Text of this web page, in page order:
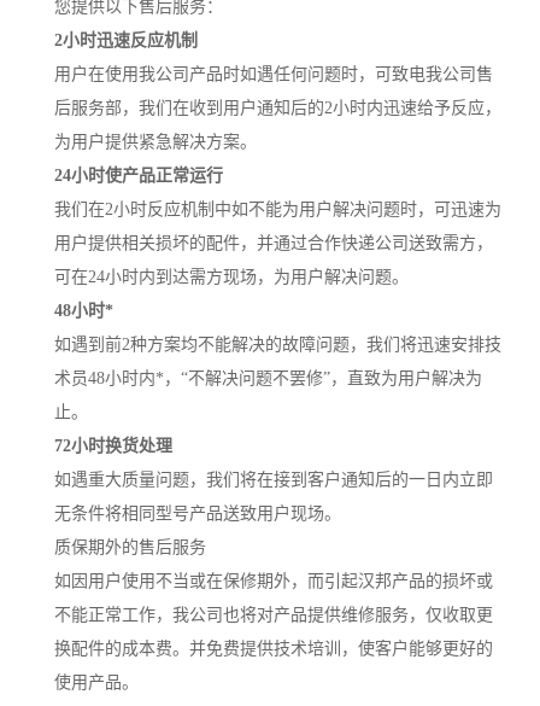
您提供以下售后服务：
2小时迅速反应机制
用户在使用我公司产品时如遇任何问题时，可致电我公司售
后服务部，我们在收到用户通知后的2小时内迅速给予反应，
为用户提供紧急解决方案。
24小时使产品正常运行
我们在2小时反应机制中如不能为用户解决问题时，可迅速为
用户提供相关损坏的配件，并通过合作快递公司送致需方，
可在24小时内到达需方现场，为用户解决问题。
48小时*
如遇到前2种方案均不能解决的故障问题，我们将迅速安排技
术员48小时内*，“不解决问题不罢修”，直致为用户解决为
止。
72小时换货处理
如遇重大质量问题，我们将在接到客户通知后的一日内立即
无条件将相同型号产品送致用户现场。
质保期外的售后服务
如因用户使用不当或在保修期外，而引起汉邦产品的损坏或
不能正常工作，我公司也将对产品提供维修服务，仅收取更
换配件的成本费。并免费提供技术培训，使客户能够更好的
使用产品。